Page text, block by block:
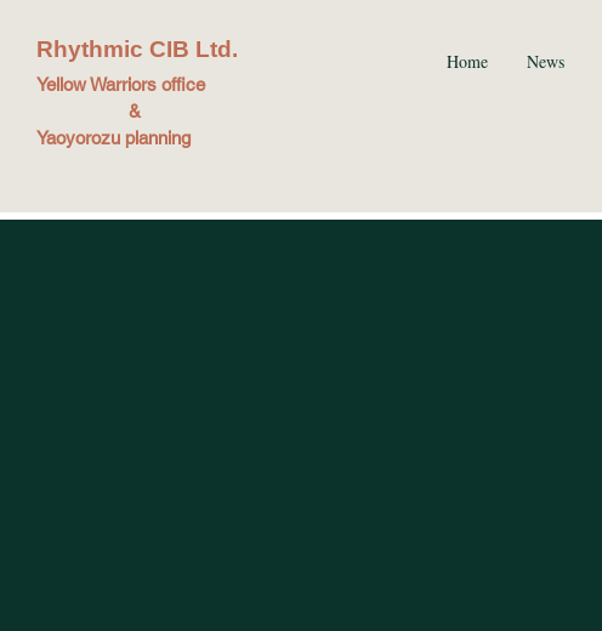
Rhythmic CIB Ltd.
Yellow Warriors office
&
Yaoyorozu planning
Home News